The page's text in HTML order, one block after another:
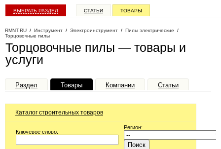
ВЫБРАТЬ РАЗДЕЛ СТАТЬИ ТОВАРЫ
RMNT.RU / Инструмент / Электроинструмент / Пилы электрические /
Торцовочные пилы
Торцовочные пилы — товары и
услуги
Раздел Товары Компании Статьи
Каталог строительных товаров
Ключевое слово:
Регион: